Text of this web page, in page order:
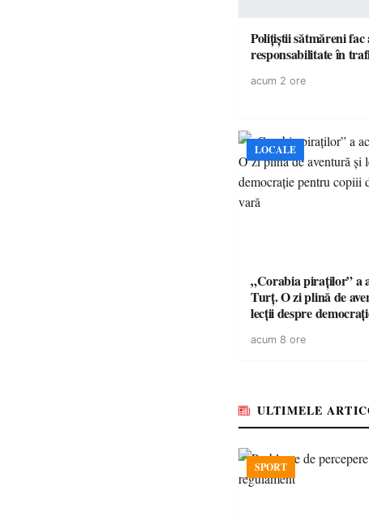
Polițiștii sătmăreni fac
acum 2 ore
LOCALE
„Corabia piraților” a
Turț. O zi plină de
lecții despre
acum 8 ore
ULTIMELE
SPORT